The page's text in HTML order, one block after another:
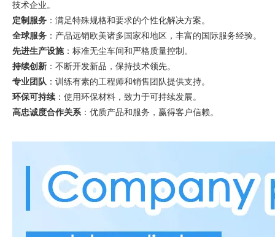
技术企业。
定制服务 ：满足特殊规格和要求的个性化解决方案。
全球服务 ：产品远销欧美诸多国家和地区，丰富的国际服务经验。
先进生产设施：标准无尘车间和严格质量控制。
持续创新 ：不断开发新品，保持技术领先。
专业团队 ：训练有素的工程师和销售团队提供支持。
环保可持续：使用环保材料，致力于可持续发展。
高忠诚度合作关系：优质产品和服务，赢得客户信赖。